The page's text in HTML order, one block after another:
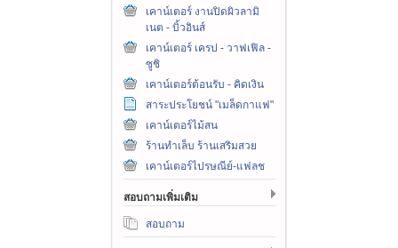
เคาน์เตอร์ งานปิดผิวลามิ
เนต - บิ้วอินส์
เคาน์เตอร์ เครป - วาฟเฟิล -
ซูชิ
เคาน์เตอร์ต้อนรับ - คิดเงิน
สาระประโยชน์ "เมล็ดกาแฟ"
เคาน์เตอร์ไม้สน
ร้านทำเล็บ ร้านเสริมสวย
เคาน์เตอร์ไปรษณีย์-แฟลช
สอบถามเพิ่มเติม
สอบถาม